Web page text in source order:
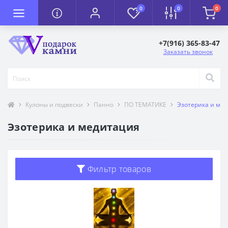
0 0 0
+7(916) 365-83-47
Заказать звонок
Кулоны и подвески Панно ПО ТЕМАТИКЕ Эзотерика и
Эзотерика и медитация
Фильтр товаров